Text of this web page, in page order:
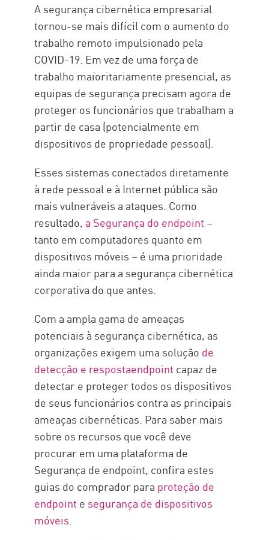
A segurança cibernética empresarial
tornou-se mais difícil com o aumento do
trabalho remoto impulsionado pela
COVID-19. Em vez de uma força de
trabalho maioritariamente presencial, as
equipas de segurança precisam agora de
proteger os funcionários que trabalham a
partir de casa (potencialmente em
dispositivos de propriedade pessoal).
Esses sistemas conectados diretamente
à rede pessoal e à Internet pública são
mais vulneráveis a ataques. Como
resultado, a Segurança do endpoint –
tanto em computadores quanto em
dispositivos móveis – é uma prioridade
ainda maior para a segurança cibernética
corporativa do que antes.
Com a ampla gama de ameaças
potenciais à segurança cibernética, as
organizações exigem uma solução de
detecção e respostaendpoint capaz de
detectar e proteger todos os dispositivos
de seus funcionários contra as principais
ameaças cibernéticas. Para saber mais
sobre os recursos que você deve
procurar em uma plataforma de
Segurança de endpoint, confira estes
guias do comprador para proteção de
endpoint e segurança de dispositivos
móveis.